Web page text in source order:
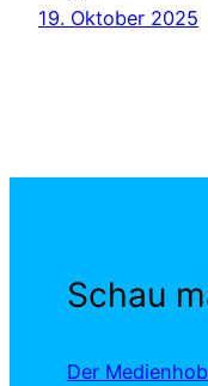
19. Oktober 2025
Schau
Der